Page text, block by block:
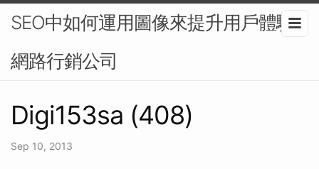
SEO中如何運用圖像來提升用戶體驗-
網路行銷公司
Digi153sa (408)
Sep 10, 2013